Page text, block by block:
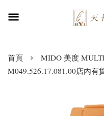
首頁 ›
MIDO 美度
M049.526.17.081.00店內有